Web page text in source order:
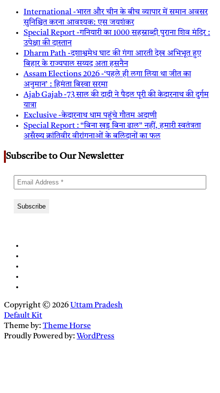
International -भारत और चीन के बीच व्यापार में समान अवसर
सुनिश्चित करना आवश्यक: एस जयशंकर
Special Report -गनियारी का 1000 सहस्राब्दी पुराना शिव मंदिर :
उपेक्षा की दास्तान
Dharm Path -दशाश्वमेध घाट की गंगा आरती देख अभिभूत हुए
बिहार के राज्यपाल सय्यद अता हसनैन
Assam Elections 2026 -‘पहले ही लगा लिया था जीत का
अनुमान’ : हिमंता बिस्वा सरमा
Ajab Gajab -73 साल की दादी ने पैदल पूरी की केदारनाथ की दुर्गम
यात्रा
Exclusive -केदारनाथ धाम पहुंचे गौतम अदाणी
Special Report : “बिना खड्ग बिना ढाल” नहीं, हमारी स्वतंत्रता
असँख्य क्रांतिवीर वीरांगनाओं के बलिदानों का फल
Subscribe to Our Newsletter
Copyright © 2026 Uttam Pradesh
Default Kit
Theme by: Theme Horse
Proudly Powered by: WordPress